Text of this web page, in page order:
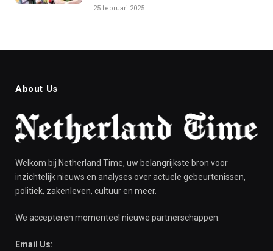
25 februari 2025
About Us
Welkom bij Netherland Time, uw belangrijkste bron voor
inzichtelijk nieuws en analyses over actuele gebeurtenissen,
politiek, zakenleven, cultuur en meer.
We accepteren momenteel nieuwe partnerschappen.
Email Us: